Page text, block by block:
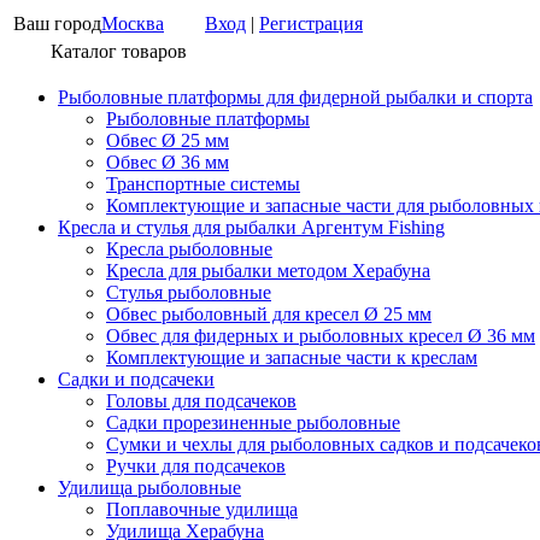
Ваш городМосква Вход | Регистрация
Каталог товаров
Рыболовные платформы для фидерной рыбалки и спорта
Рыболовные платформы
Обвес Ø 25 мм
Обвес Ø 36 мм
Транспортные системы
Комплектующие и запасные части для рыболовных
Кресла и стулья для рыбалки Аргентум Fishing
Кресла рыболовные
Кресла для рыбалки методом Херабуна
Стулья рыболовные
Обвес рыболовный для кресел Ø 25 мм
Обвес для фидерных и рыболовных кресел Ø 36 мм
Комплектующие и запасные части к креслам
Садки и подсачеки
Головы для подсачеков
Садки прорезиненные рыболовные
Сумки и чехлы для рыболовных садков и
Ручки для подсачеков
Удилища рыболовные
Поплавочные удилища
Удилища Херабуна